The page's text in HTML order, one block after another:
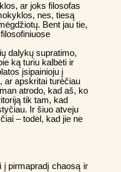
ar joks filosofas
nes, tiesą
Bent jau tie,
dalykų supratimo,
ką turiu kalbėti ir
įsipainioju į
ar apskritai turėčiau
atrodo, kad aš, ko
tik tam, kad
Ir šiuo atveju
– todėl, kad jie ne
į pirmapradį chaosą ir